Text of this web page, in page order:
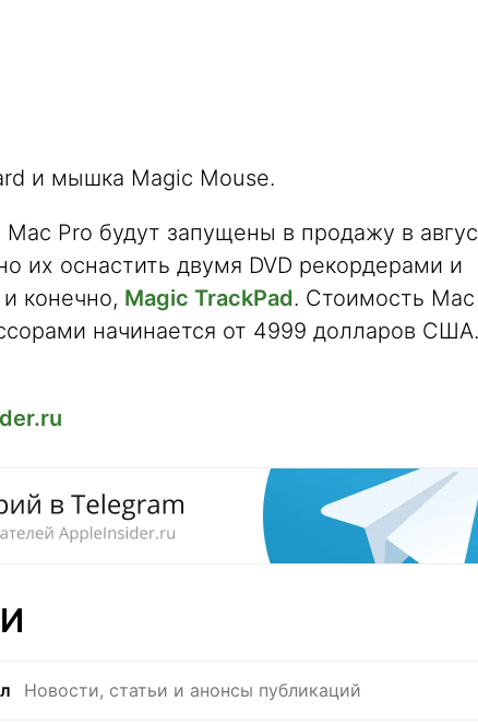
и мышка Magic Mouse.
Pro будут запущены в продажу в
их оснастить двумя DVD рекордерами и
конечно, Magic TrackPad. Стоимость Mac
начинается от 4999 долларов США.
Новости, статьи и анонсы публикаций